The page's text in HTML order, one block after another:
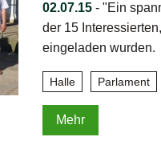
02.07.15- "Ein
der 15
eingeladen wurden.
Halle Parlament
Mehr